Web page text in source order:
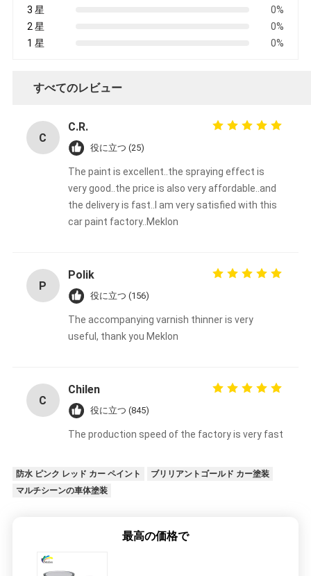
3 星
0%
2 星
0%
1 星
0%
すべてのレビュー
C
C.R.
役に立つ (25)
The paint is excellent..the spraying effect is
very good..the price is also very affordable..and
the delivery is fast..I am very satisfied with this
car paint factory..Meklon
P
Polik
役に立つ (156)
The accompanying varnish thinner is very
useful, thank you Meklon
C
Chilen
役に立つ (845)
The production speed of the factory is very fast
防水 ピンク レッド カー ペイント
ブリリアントゴールド カー塗装
マルチシーンの車体塗装
最高の価格で